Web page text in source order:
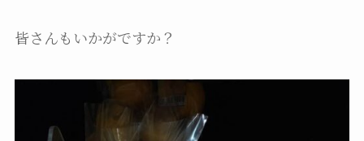
皆さんもいかがですか？